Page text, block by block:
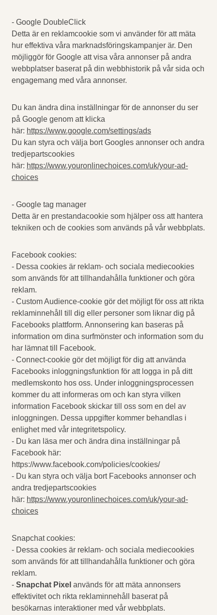
- Google DoubleClick
Detta är en reklamcookie som vi använder för att mäta
hur effektiva våra marknadsföringskampanjer är. Den
möjliggör för Google att visa våra annonser på andra
webbplatser baserat på din webbhistorik på vår sida och
engagemang med våra annonser.
Du kan ändra dina inställningar för de annonser du ser
på Google genom att klicka
här: https://www.google.com/settings/ads
Du kan styra och välja bort Googles annonser och andra
tredjepartscookies
här: https://www.youronlinechoices.com/uk/your-ad-
choices
- Google tag manager
Detta är en prestandacookie som hjälper oss att hantera
tekniken och de cookies som används på vår webbplats.
Facebook cookies:
- Dessa cookies är reklam- och sociala mediecookies
som används för att tillhandahålla funktioner och göra
reklam.
- Custom Audience-cookie gör det möjligt för oss att rikta
reklaminnehåll till dig eller personer som liknar dig på
Facebooks plattform. Annonsering kan baseras på
information om dina surfmönster och information som du
har lämnat till Facebook.
- Connect-cookie gör det möjligt för dig att använda
Facebooks inloggningsfunktion för att logga in på ditt
medlemskonto hos oss. Under inloggningsprocessen
kommer du att informeras om och kan styra vilken
information Facebook skickar till oss som en del av
inloggningen. Dessa uppgifter kommer behandlas i
enlighet med vår integritetspolicy.
- Du kan läsa mer och ändra dina inställningar på
Facebook här:
https://www.facebook.com/policies/cookies/
- Du kan styra och välja bort Facebooks annonser och
andra tredjepartscookies
här: https://www.youronlinechoices.com/uk/your-ad-
choices
Snapchat cookies:
- Dessa cookies är reklam- och sociala mediecookies
som används för att tillhandahålla funktioner och göra
reklam.
- Snapchat Pixel används för att mäta annonsers
effektivitet och rikta reklaminnehåll baserat på
besökarnas interaktioner med vår webbplats.